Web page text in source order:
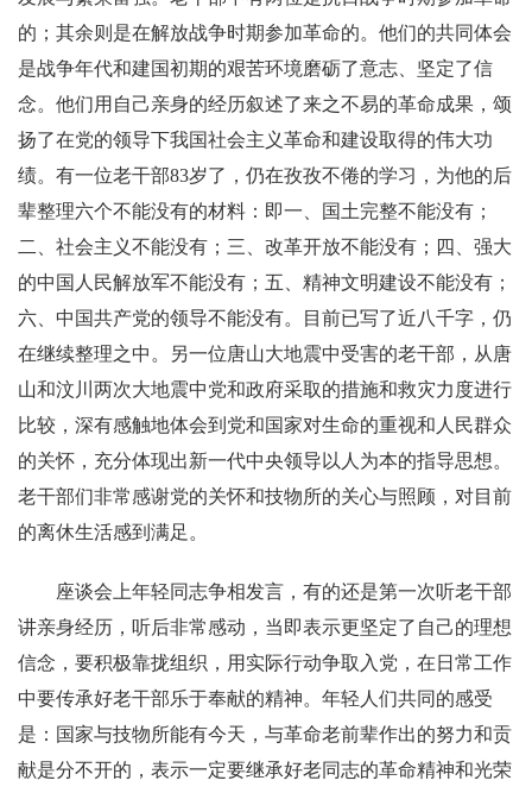
的；其余则是在解放战争时期参加革命的。他们的共同体会
是战争年代和建国初期的艰苦环境磨砺了意志、坚定了信
念。他们用自己亲身的经历叙述了来之不易的革命成果，颂
扬了在党的领导下我国社会主义革命和建设取得的伟大功
绩。有一位老干部83岁了，仍在孜孜不倦的学习，为他的后
辈整理六个不能没有的材料：即一、国土完整不能没有；
二、社会主义不能没有；三、改革开放不能没有；四、强大
的中国人民解放军不能没有；五、精神文明建设不能没有；
六、中国共产党的领导不能没有。目前已写了近八千字，仍
在继续整理之中。另一位唐山大地震中受害的老干部，从唐
山和汶川两次大地震中党和政府采取的措施和救灾力度进行
比较，深有感触地体会到党和国家对生命的重视和人民群众
的关怀，充分体现出新一代中央领导以人为本的指导思想。
老干部们非常感谢党的关怀和技物所的关心与照顾，对目前
的离休生活感到满足。
座谈会上年轻同志争相发言，有的还是第一次听老干部
讲亲身经历，听后非常感动，当即表示更坚定了自己的理想
信念，要积极靠拢组织，用实际行动争取入党，在日常工作
中要传承好老干部乐于奉献的精神。年轻人们共同的感受
是：国家与技物所能有今天，与革命老前辈作出的努力和贡
献是分不开的，表示一定要继承好老同志的革命精神和光荣